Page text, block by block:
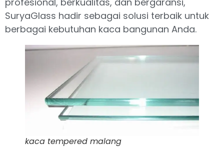
SuryaGlass hadir sebagai solusi terbaik untuk
berbagai kebutuhan kaca bangunan Anda.
kaca tempered malang